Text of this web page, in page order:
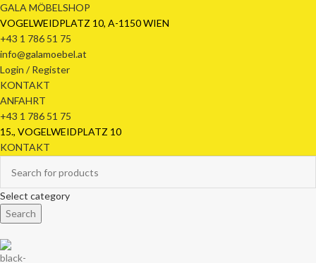
GALA MÖBELSHOP
VOGELWEIDPLATZ 10, A-1150 WIEN
+43 1 786 51 75
info@galamoebel.at
Login / Register
KONTAKT
ANFAHRT
+43 1 786 51 75
15., VOGELWEIDPLATZ 10
KONTAKT
Select category
Search